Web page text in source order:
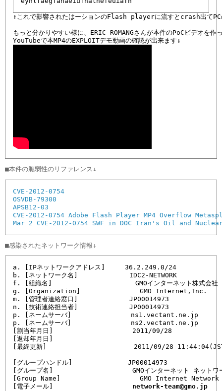
↑これで影響されたはーションのFlash playerに流すとcrash出てPC
もっと分かりやすい様に、ERIC ROMANGさんが本件のPoCビデオを作
CVE-2012-0754
OSVDB-79300
APSB12-03
CVE-2012-0754 Adobe Flash Player MP4 Overflow
Mar 2 CVE-2012-0754 SWF in DOC Iran's Oil and
a. [IPネットワークアドレス]     36.2.249.0/24
b. [ネットワーク名]             IDC2-NETWORK
f. [組織名]                     GMOインターネット株式会社
g. [Organization]               GMO Internet,Inc.
m. [管理者連絡窓口]             JP00014973
n. [技術連絡担当者]             JP00014973
p. [ネームサーバ]               ns1.vectant.ne.jp
p. [ネームサーバ]               ns2.vectant.ne.jp
[割当年月日]                    2011/09/28
[返却年月日]
[最終更新]                      2011/09/28
[グループハンドル]              JP00014973
[グループ名]                    GMOインターネット ネットワー
[Group Name]                    GMO Internet Network
[電子メール] network-team@gmo.jp